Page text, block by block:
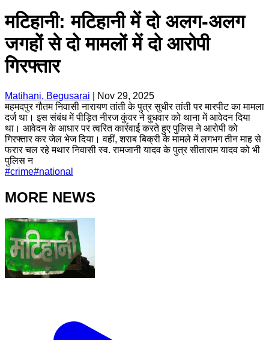
मटिहानी: मटिहानी में दो अलग-अलग
जगहों से दो मामलों में दो आरोपी
गिरफ्तार
Matihani, Begusarai
Nov 29, 2025
महमदपुर गौतम निवासी नारायण तांती के पुत्र सुधीर तांती पर मारपीट का मामला
दर्ज था। इस संबंध में पीड़ित नीरज कुंवर ने बुधवार को थाना में आवेदन दिया
था। आवेदन के आधार पर त्वरित कार्रवाई करते हुए पुलिस ने आरोपी को
गिरफ्तार कर जेल भेज दिया। वहीं, शराब बिक्री के मामले में लगभग तीन माह से
फरार चल रहे मथार निवासी स्व. रामजानी यादव के पुत्र सीताराम यादव को भी
पुलिस न
#crime#national
MORE NEWS